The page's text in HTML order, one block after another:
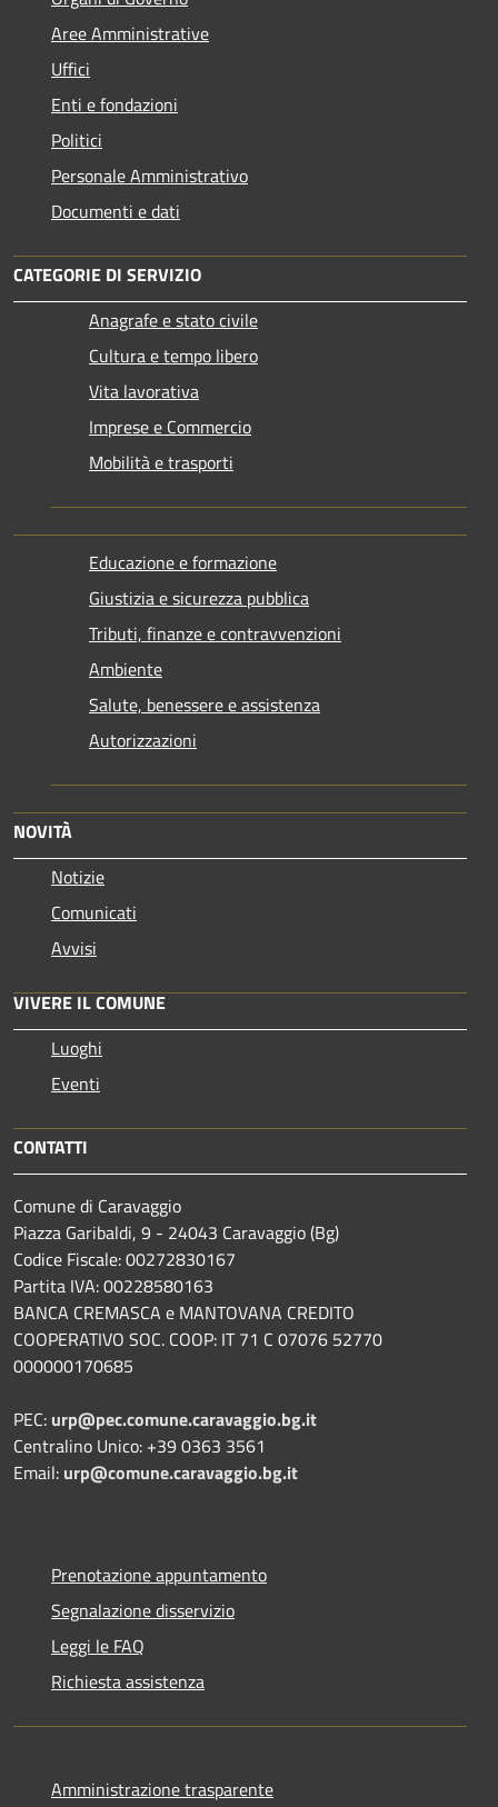
Aree Amministrative
Uffici
Enti e fondazioni
Politici
Personale Amministrativo
Documenti e dati
CATEGORIE DI SERVIZIO
Anagrafe e stato civile
Cultura e tempo libero
Vita lavorativa
Imprese e Commercio
Mobilità e trasporti
Educazione e formazione
Giustizia e sicurezza pubblica
Tributi, finanze e contravvenzioni
Ambiente
Salute, benessere e assistenza
Autorizzazioni
NOVITÀ
Notizie
Comunicati
Avvisi
VIVERE IL COMUNE
Luoghi
Eventi
CONTATTI
Comune di Caravaggio
Piazza Garibaldi, 9 - 24043 Caravaggio (Bg)
Codice Fiscale: 00272830167
Partita IVA: 00228580163
BANCA CREMASCA e MANTOVANA CREDITO
COOPERATIVO SOC. COOP: IT 71 C 07076 52770
000000170685
PEC: urp@pec.comune.caravaggio.bg.it
Centralino Unico: +39 0363 3561
Email: urp@comune.caravaggio.bg.it
Prenotazione appuntamento
Segnalazione disservizio
Leggi le FAQ
Richiesta assistenza
Amministrazione trasparente